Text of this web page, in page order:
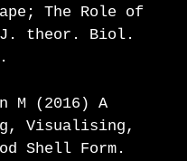
The Role of
J. theor. Biol.
M (2016) A
Visualising,
Shell Form.